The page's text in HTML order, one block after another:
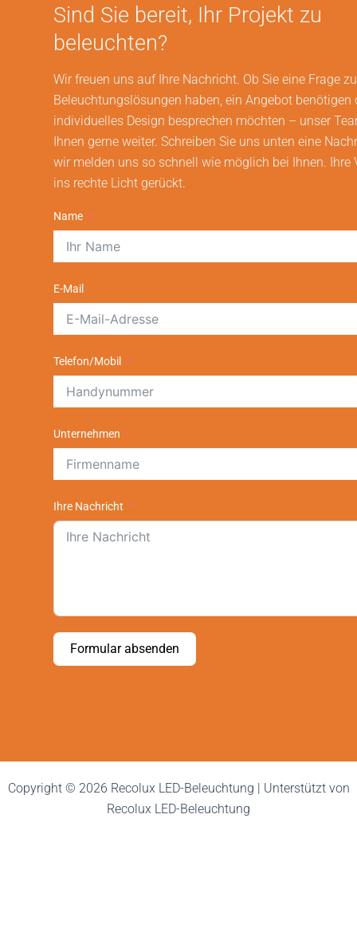
Sind Sie bereit, Ihr Projekt zu
beleuchten?
Wir freuen uns auf Ihre Nachricht. Ob Sie eine Frage
Beleuchtungslösungen haben, ein Angebot benötigen
individuelles Design besprechen möchten – unser
Ihnen gerne weiter. Schreiben Sie uns unten eine
wir melden uns so schnell wie möglich bei Ihnen. Ihre
ins rechte Licht gerückt.
Name
E-Mail
Telefon/Mobil
Unternehmen
Ihre Nachricht
Formular absenden
Copyright © 2026 Recolux LED-Beleuchtung | Unterstützt von
Recolux LED-Beleuchtung